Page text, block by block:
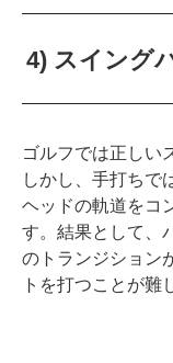
4) スイング
ゴルフでは正しい
しかし、手打ちで
ヘッドの軌道をコ
す。結果として、
のトランジション
トを打つことが難